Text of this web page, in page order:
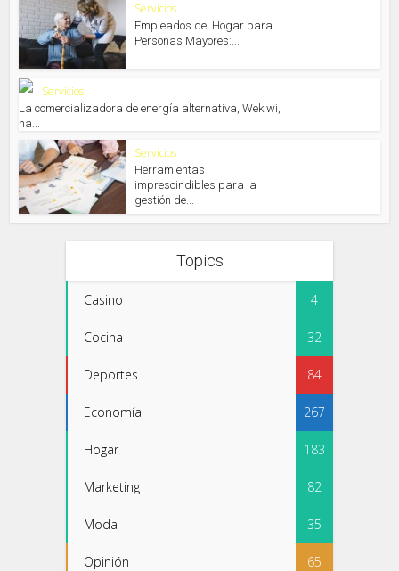
Servicios
Empleados del Hogar para
Personas Mayores:...
Servicios
La comercializadora de energía alternativa, Wekiwi,
ha...
Servicios
Herramientas
imprescindibles para la
gestión de...
Topics
Casino 4
Cocina 32
Deportes 84
Economía 267
Hogar 183
Marketing 82
Moda 35
Opinión 65